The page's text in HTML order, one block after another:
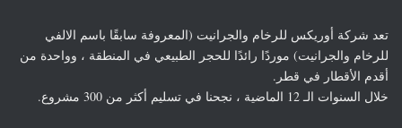
تعد شركة أوريكس للرخام والجرانيت (المعروفة سابقًا باسم الالفي
للرخام والجرانيت) موردًا رائدًا للحجر الطبيعي في المنطقة ، وواحدة من
أقدم الأقطار في قطر.
خلال السنوات الـ 12 الماضية ، نجحنا في تسليم أكثر من 300 مشروع.